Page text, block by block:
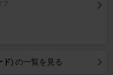
フ
ド) の一覧を見る